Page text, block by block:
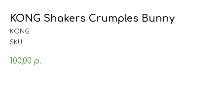
KONG Shakers Crumples Bunny
KONG
SKU:
100,00 р.